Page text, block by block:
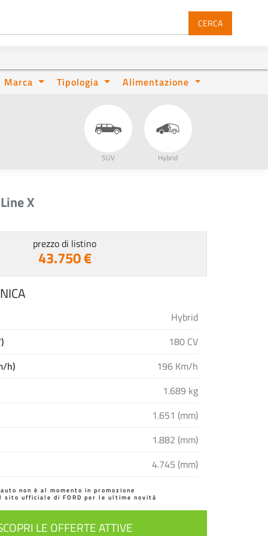
CERCA
Marca Tipologia Alimentazione
SUV Hybrid
X
prezzo di listino
43.750 €
Hybrid
180 CV
h)
196 Km/h
1.689 kg
1.651 (mm)
1.882 (mm)
4.745 (mm)
non è al momento in promozione
sito ufficiale di FORD per le ultime novità
LE OFFERTE ATTIVE